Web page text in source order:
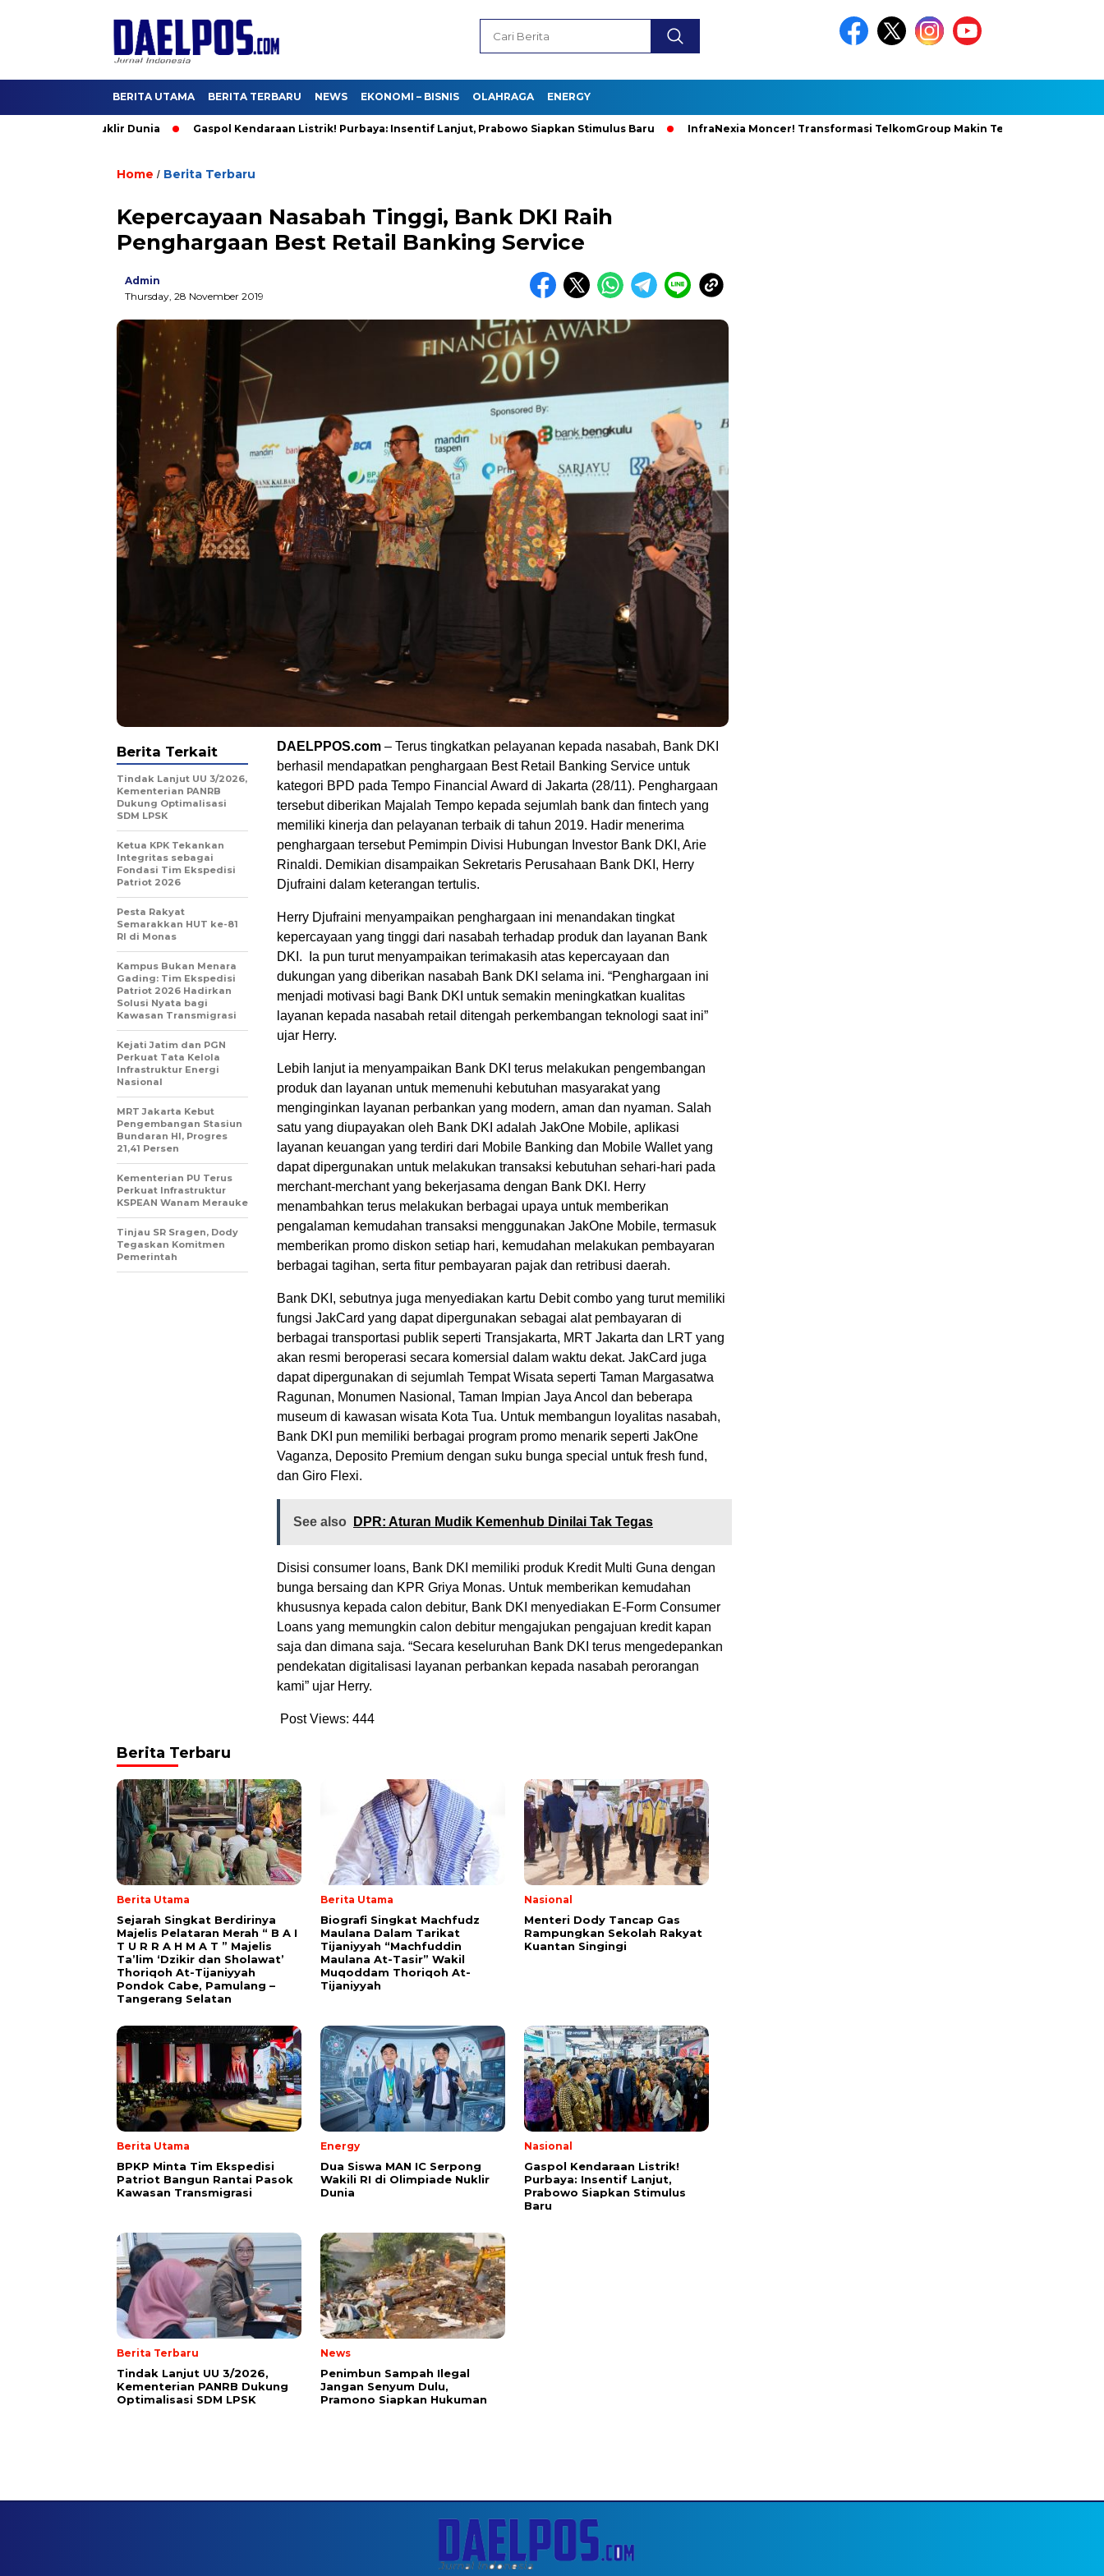
BERITA UTAMA BERITA TERBARU NEWS EKONOMI – BISNIS OLAHRAGA ENERGY
Nuklir Dunia Gaspol Kendaraan Listrik! Purbaya: Insentif Lanjut, Prabowo Siapkan Stimulus Baru InfraNexia Moncer! Transformasi TelkomGroup Makin Terasa Hasilnya
Home / Berita Terbaru
Kepercayaan Nasabah Tinggi, Bank DKI Raih
Penghargaan Best Retail Banking Service
Admin
Thursday, 28 November 2019
DAELPPOS.com – Terus tingkatkan pelayanan kepada nasabah, Bank DKI
berhasil mendapatkan penghargaan Best Retail Banking Service untuk
kategori BPD pada Tempo Financial Award di Jakarta (28/11). Penghargaan
tersebut diberikan Majalah Tempo kepada sejumlah bank dan fintech yang
memiliki kinerja dan pelayanan terbaik di tahun 2019. Hadir menerima
penghargaan tersebut Pemimpin Divisi Hubungan Investor Bank DKI, Arie
Rinaldi. Demikian disampaikan Sekretaris Perusahaan Bank DKI, Herry
Djufraini dalam keterangan tertulis.
Herry Djufraini menyampaikan penghargaan ini menandakan tingkat
kepercayaan yang tinggi dari nasabah terhadap produk dan layanan Bank
DKI. Ia pun turut menyampaikan terimakasih atas kepercayaan dan
dukungan yang diberikan nasabah Bank DKI selama ini. “Penghargaan ini
menjadi motivasi bagi Bank DKI untuk semakin meningkatkan kualitas
layanan kepada nasabah retail ditengah perkembangan teknologi saat ini”
ujar Herry.
Lebih lanjut ia menyampaikan Bank DKI terus melakukan pengembangan
produk dan layanan untuk memenuhi kebutuhan masyarakat yang
menginginkan layanan perbankan yang modern, aman dan nyaman. Salah
satu yang diupayakan oleh Bank DKI adalah JakOne Mobile, aplikasi
layanan keuangan yang terdiri dari Mobile Banking dan Mobile Wallet yang
dapat dipergunakan untuk melakukan transaksi kebutuhan sehari-hari pada
merchant-merchant yang bekerjasama dengan Bank DKI. Herry
menambahkan terus melakukan berbagai upaya untuk memberikan
pengalaman kemudahan transaksi menggunakan JakOne Mobile, termasuk
memberikan promo diskon setiap hari, kemudahan melakukan pembayaran
berbagai tagihan, serta fitur pembayaran pajak dan retribusi daerah.
Bank DKI, sebutnya juga menyediakan kartu Debit combo yang turut memiliki
fungsi JakCard yang dapat dipergunakan sebagai alat pembayaran di
berbagai transportasi publik seperti Transjakarta, MRT Jakarta dan LRT yang
akan resmi beroperasi secara komersial dalam waktu dekat. JakCard juga
dapat dipergunakan di sejumlah Tempat Wisata seperti Taman Margasatwa
Ragunan, Monumen Nasional, Taman Impian Jaya Ancol dan beberapa
museum di kawasan wisata Kota Tua. Untuk membangun loyalitas nasabah,
Bank DKI pun memiliki berbagai program promo menarik seperti JakOne
Vaganza, Deposito Premium dengan suku bunga special untuk fresh fund,
dan Giro Flexi.
See also DPR: Aturan Mudik Kemenhub Dinilai Tak Tegas
Disisi consumer loans, Bank DKI memiliki produk Kredit Multi Guna dengan
bunga bersaing dan KPR Griya Monas. Untuk memberikan kemudahan
khususnya kepada calon debitur, Bank DKI menyediakan E-Form Consumer
Loans yang memungkin calon debitur mengajukan pengajuan kredit kapan
saja dan dimana saja. “Secara keseluruhan Bank DKI terus mengedepankan
pendekatan digitalisasi layanan perbankan kepada nasabah perorangan
kami” ujar Herry.
Post Views: 444
Berita Terkait
Tindak Lanjut UU 3/2026,
Kementerian PANRB
Dukung Optimalisasi
SDM LPSK
Ketua KPK Tekankan
Integritas sebagai
Fondasi Tim Ekspedisi
Patriot 2026
Pesta Rakyat
Semarakkan HUT ke-81
RI di Monas
Kampus Bukan Menara
Gading: Tim Ekspedisi
Patriot 2026 Hadirkan
Solusi Nyata bagi
Kawasan Transmigrasi
Kejati Jatim dan PGN
Perkuat Tata Kelola
Infrastruktur Energi
Nasional
MRT Jakarta Kebut
Pengembangan Stasiun
Bundaran HI, Progres
21,41 Persen
Kementerian PU Terus
Perkuat Infrastruktur
KSPEAN Wanam Merauke
Tinjau SR Sragen, Dody
Tegaskan Komitmen
Pemerintah
Berita Terbaru
Berita Utama
Sejarah Singkat Berdirinya
Majelis Pelataran Merah “ B A I
T U R R A H M A T ” Majelis
Ta’lim ‘Dzikir dan Sholawat’
Thoriqoh At-Tijaniyyah
Pondok Cabe, Pamulang –
Tangerang Selatan
Berita Utama
Biografi Singkat Machfudz
Maulana Dalam Tarikat
Tijaniyyah “Machfuddin
Maulana At-Tasir” Wakil
Muqoddam Thoriqoh At-
Tijaniyyah
Nasional
Menteri Dody Tancap Gas
Rampungkan Sekolah Rakyat
Kuantan Singingi
Berita Utama
BPKP Minta Tim Ekspedisi
Patriot Bangun Rantai Pasok
Kawasan Transmigrasi
Energy
Dua Siswa MAN IC Serpong
Wakili RI di Olimpiade Nuklir
Dunia
Nasional
Gaspol Kendaraan Listrik!
Purbaya: Insentif Lanjut,
Prabowo Siapkan Stimulus
Baru
Berita Terbaru
Tindak Lanjut UU 3/2026,
Kementerian PANRB Dukung
Optimalisasi SDM LPSK
News
Penimbun Sampah Ilegal
Jangan Senyum Dulu,
Pramono Siapkan Hukuman